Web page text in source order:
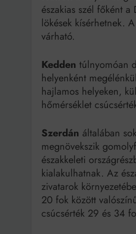
északias szél főként
lökések kísérhetnek.
várható.
Kedden túlnyomóan
helyenként
hajlamos helyeken,
hőmérséklet
Szerdán általában
megnövekszik
északkeleti
kialakulhatnak. Az
zivatarok
20 fok között
csúcsérték 29 és 34